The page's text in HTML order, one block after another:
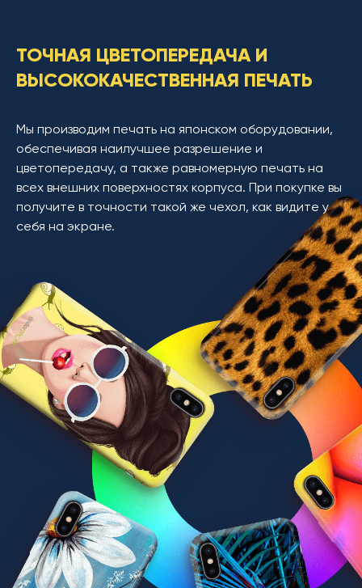
ТОЧНАЯ ЦВЕТОПЕРЕДАЧА И
ВЫСОКОКАЧЕСТВЕННАЯ ПЕЧАТЬ
Мы производим печать на японском оборудовании,
обеспечивая наилучшее разрешение и
цветопередачу, а также равномерную печать на
всех внешних поверхностях корпуса. При покупке вы
получите в точности такой же чехол, как видите у
себя на экране.